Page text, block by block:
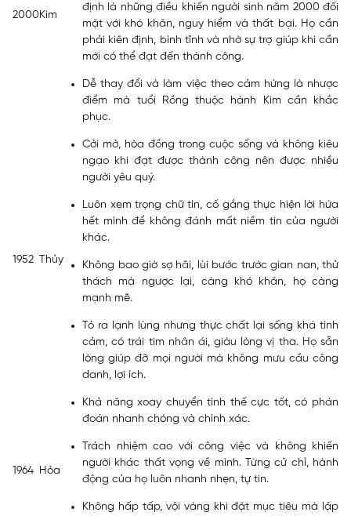
2000 Kim
định là những điều khiến người sinh năm 2000 đối
mặt với khó khăn, nguy hiểm và thất bại. Họ cần
phải kiên định, bình tĩnh và nhờ sự trợ giúp khi cần
mới có thể đạt đến thành công.
Dễ thay đổi và làm việc theo cảm hứng là nhược
điểm mà tuổi Rồng thuộc hành Kim cần khắc
phục.
1952 Thủy
Cởi mở, hòa đồng trong cuộc sống và không kiêu
ngạo khi đạt được thành công nên được nhiều
người yêu quý.
Luôn xem trọng chữ tín, cố gắng thực hiện lời hứa
hết mình để không đánh mất niềm tin của người
khác.
Không bao giờ sợ hãi, lùi bước trước gian nan, thử
thách mà ngược lại, càng khó khăn, họ càng
mạnh mẽ.
Tỏ ra lạnh lùng nhưng thực chất lại sống khá tình
cảm, có trái tim nhân ái, giàu lòng vị tha. Họ sẵn
lòng giúp đỡ mọi người mà không mưu cầu công
danh, lợi ích.
1964 Hỏa
Khả năng xoay chuyển tình thế cực tốt, có phán
đoán nhanh chóng và chính xác.
Trách nhiệm cao với công việc và không khiến
người khác thất vọng về mình. Từng cử chỉ, hành
động của họ luôn nhanh nhẹn, tự tin.
Không hấp tấp, vội vàng khi đặt mục tiêu mà lập